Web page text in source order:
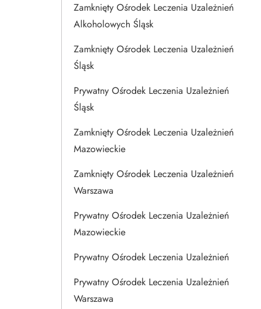
Zamknięty Ośrodek Leczenia Uzależnień
Alkoholowych Śląsk
Zamknięty Ośrodek Leczenia Uzależnień
Śląsk
Prywatny Ośrodek Leczenia Uzależnień
Śląsk
Zamknięty Ośrodek Leczenia Uzależnień
Mazowieckie
Zamknięty Ośrodek Leczenia Uzależnień
Warszawa
Prywatny Ośrodek Leczenia Uzależnień
Mazowieckie
Prywatny Ośrodek Leczenia Uzależnień
Prywatny Ośrodek Leczenia Uzależnień
Warszawa